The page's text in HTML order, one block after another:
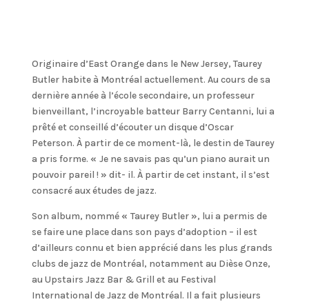
Originaire d’East Orange dans le New Jersey, Taurey
Butler habite à Montréal actuellement. Au cours de sa
dernière année à l’école secondaire, un professeur
bienveillant, l’incroyable batteur Barry Centanni, lui a
prêté et conseillé d’écouter un disque d’Oscar
Peterson. À partir de ce moment-là, le destin de Taurey
a pris forme. « Je ne savais pas qu’un piano aurait un
pouvoir pareil ! » dit- il. À partir de cet instant, il s’est
consacré aux études de jazz.
Son album, nommé « Taurey Butler », lui a permis de
se faire une place dans son pays d’adoption – il est
d’ailleurs connu et bien apprécié dans les plus grands
clubs de jazz de Montréal, notamment au Dièse Onze,
au Upstairs Jazz Bar & Grill et au Festival
International de Jazz de Montréal. Il a fait plusieurs